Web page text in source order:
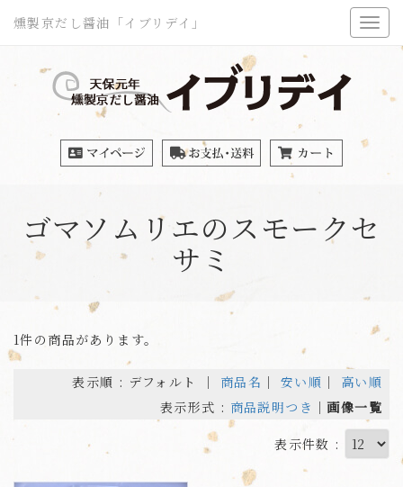
燻製京だし醤油「イブリデイ」
ゴマソムリエのスモークセ
サミ
1件の商品があります。
表示順 : デフォルト ｜ 商品名 ｜ 安い順 ｜ 高い順
表示形式 : 商品説明つき ｜ 画像一覧
表示件数 :